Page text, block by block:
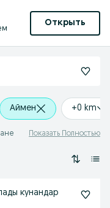
Открыть
Аймен +0 km
Показать Полностью
кунандар